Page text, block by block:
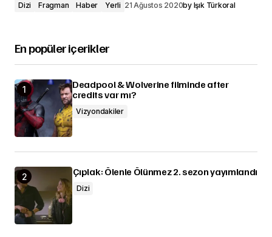
Dizi Fragman Haber Yerli 21 Ağustos 2020by Işık Türkoral
En popüler içerikler
Deadpool & Wolverine filminde after
credits var mı?
Vizyondakiler
Çıplak: Ölenle Ölünmez 2. sezon yayımlandı
Dizi